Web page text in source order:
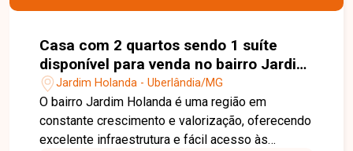
Casa com 2 quartos sendo 1 suíte
disponível para venda no bairro Jardim
Holanda em Uberlândia-MG
Jardim Holanda - Uberlândia/MG
O bairro Jardim Holanda é uma região em
constante crescimento e valorização, oferecendo
excelente infraestrutura e fácil acesso às